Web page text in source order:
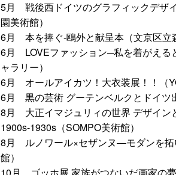
5月 戦後西ドイツのグラフィックデザ
園美術館）
6月 本を捧ぐ-鴎外と献呈本（文京区立
6月 LOVEファッション─私を着がえる
ャラリー）
6月 オールアイカツ！大衣装展！！（
6月 黒の芸術 グーテンベルクとドイツ
8月 大正イマジュリィの世界 デザイン
1900s-1930s（SOMPO美術館）
8月 ルノワール×セザンヌ―モダンを拓
館）
10月 ゴッホ展 家族がつないだ画家の夢